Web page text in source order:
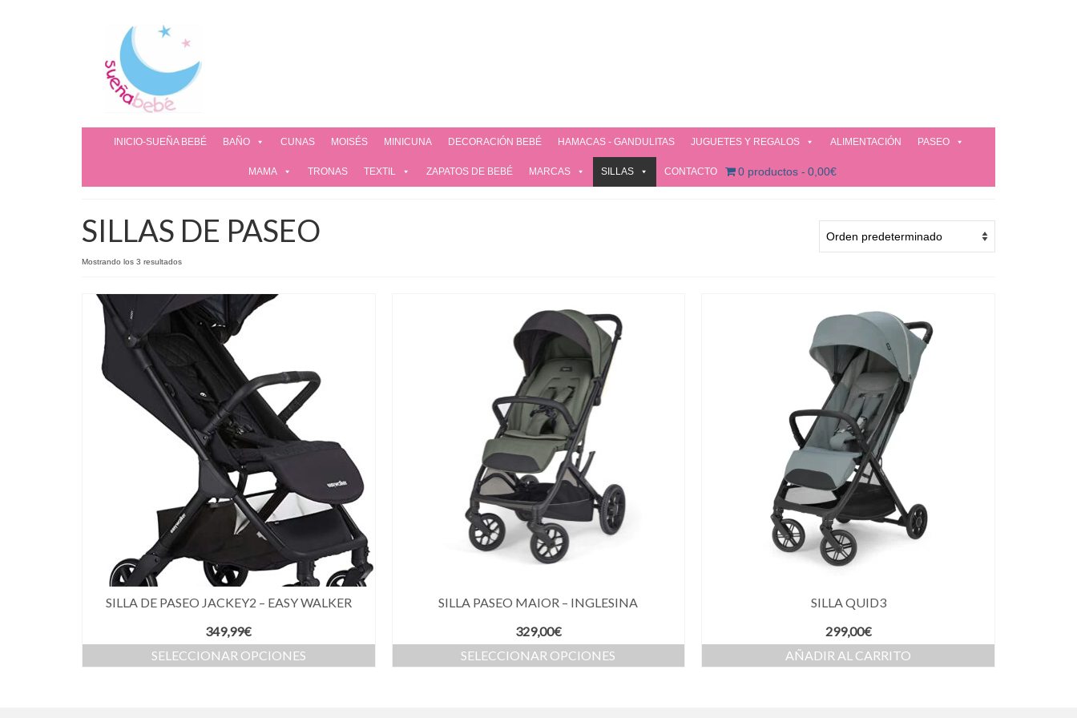
INICIO-SUEÑA BEBÉ BAÑO CUNAS MOISÉS MINICUNA DECORACIÓN BEBÉ HAMACAS - GANDULITAS JUGUETES Y REGALOS ALIMENTACIÓN PASEO
MAMA TRONAS TEXTIL ZAPATOS DE BEBÉ MARCAS SILLAS CONTACTO 0 productos 0,00€
SILLAS DE PASEO
Mostrando los 3 resultados
SILLA DE PASEO JACKEY2 – EASY WALKER
349,99€
SELECCIONAR OPCIONES
SILLA PASEO MAIOR – INGLESINA
329,00€
SELECCIONAR OPCIONES
SILLA QUID3
299,00€
AÑADIR AL CARRITO